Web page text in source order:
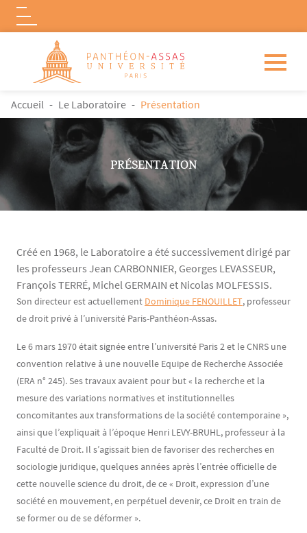
Aller au contenu principal
Logo
FIL D'ARIANE
Accueil Le Laboratoire Présentation
PRÉSENTATION
Créé en 1968, le Laboratoire a été successivement dirigé par
les professeurs Jean CARBONNIER, Georges LEVASSEUR,
François TERRÉ, Michel GERMAIN et Nicolas MOLFESSIS.
Contenu
Texte
Son directeur est actuellement Dominique FENOUILLET, professeur
de droit privé à l’université Paris-Panthéon-Assas.
Le 6 mars 1970 était signée entre l’université Paris 2 et le CNRS une
convention relative à une nouvelle Equipe de Recherche Associée
(ERA n° 245). Ses travaux avaient pour but « la recherche et la
mesure des variations normatives et institutionnelles
concomitantes aux transformations de la société contemporaine »,
ainsi que l’expliquait à l’époque Henri LEVY-BRUHL, professeur à la
Faculté de Droit. Il s’agissait bien de favoriser des recherches en
sociologie juridique, quelques années après l’entrée officielle de
cette nouvelle science du droit, de ce « Droit, expression d’une
société en mouvement, en perpétuel devenir, ce Droit en train de
se former ou de se déformer ».